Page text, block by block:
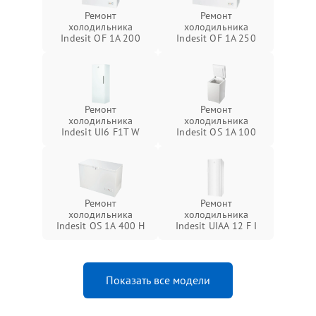
Ремонт
холодильника
Indesit OF 1A 200
Ремонт
холодильника
Indesit OF 1A 250
Ремонт
холодильника
Indesit UI6 F1T W
Ремонт
холодильника
Indesit OS 1A 100
Ремонт
холодильника
Indesit OS 1A 400 H
Ремонт
холодильника
Indesit UIAA 12 F I
Показать все модели